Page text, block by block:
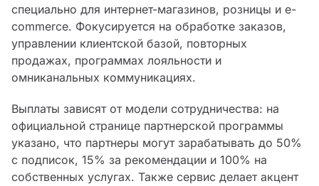
специально для интернет-магазинов, розницы и e-
commerce. Фокусируется на обработке заказов,
управлении клиентской базой, повторных
продажах, программах лояльности и
омниканальных коммуникациях.
Выплаты зависят от модели сотрудничества: на
официальной странице партнерской программы
указано, что партнеры могут зарабатывать до 50%
с подписок, 15% за рекомендации и 100% на
собственных услугах. Также сервис делает акцент